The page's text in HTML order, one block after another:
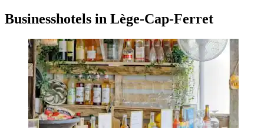
Businesshotels in Lège-Cap-Ferret